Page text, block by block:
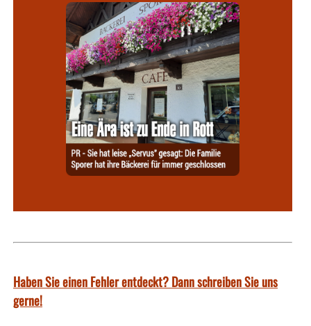
Haben Sie einen Fehler entdeckt? Dann schreiben Sie uns
gerne!